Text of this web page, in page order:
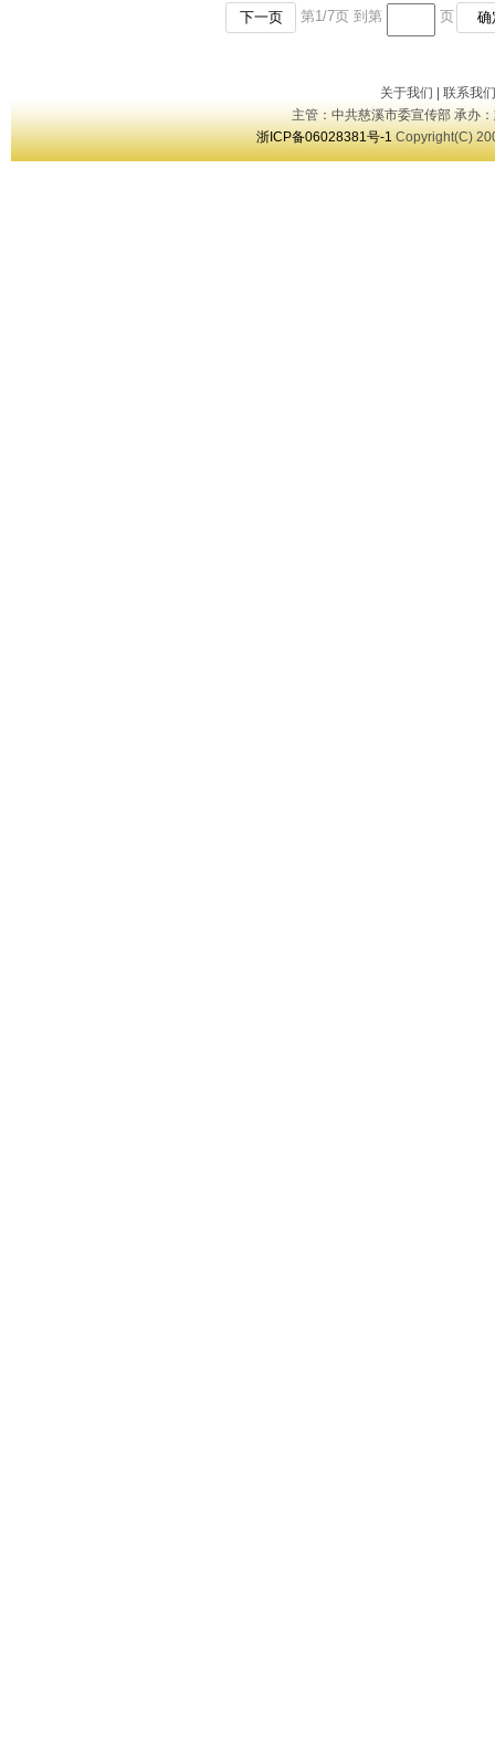
下一页 第1/7页 到第 页 确
关于我们
联系我们
主管：中共慈溪市委宣传部 承办
浙ICP备06028381号-1Copyright(C)